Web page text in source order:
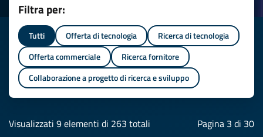
Filtra per:
Tutti Offerta di tecnologia
Ricerca di tecnologia
Offerta commerciale
Ricerca fornitore
Collaborazione a progetto di ricerca e sviluppo
Visualizzati 9 elementi di 263 totali Pagina 3 di 30